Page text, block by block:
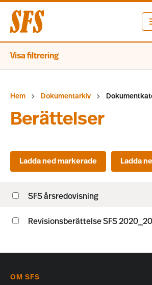
Visa filtrering
Hem Dokumentarkiv
Berättelser
SFS årsredovisning
Revisionsberättelse SFS
OM SFS